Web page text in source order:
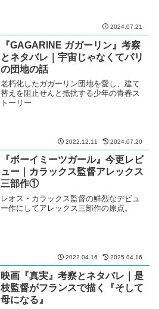
2024.07.21
『GAGARINE ガガーリン』考察
とネタバレ｜宇宙じゃなくてパリ
の団地の話
老朽化したガガーリン団地を愛し、建て
替えを阻止せんと抵抗する少年の青春ス
トーリー
2022.12.11 2024.07.20
『ボーイミーツガール』今更レビ
ュー｜カラックス監督アレックス
三部作①
レオス・カラックス監督の鮮烈なデビュ
ー作にしてアレックス三部作の原点。
2022.04.16 2025.04.16
映画『真実』考察とネタバレ｜是
枝監督がフランスで描く『そして
母になる』